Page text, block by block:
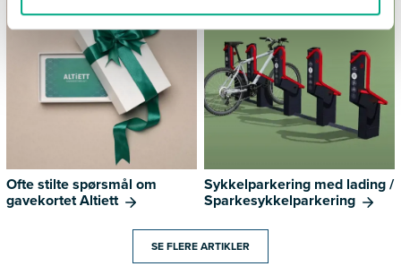
Ofte stilte spørsmål om
gavekortet Altiett
Sykkelparkering med lading /
Sparkesykkelparkering
SE FLERE ARTIKLER